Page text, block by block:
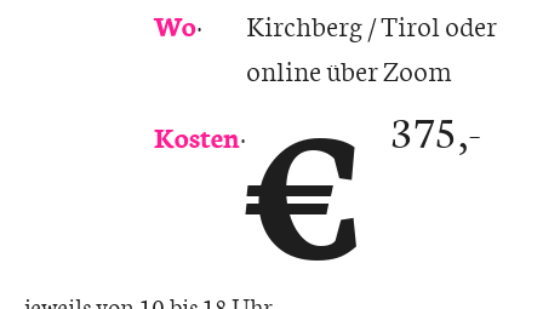
Wo:
Kirchberg / Tirol oder
online über Zoom
Kosten:€ 375,-